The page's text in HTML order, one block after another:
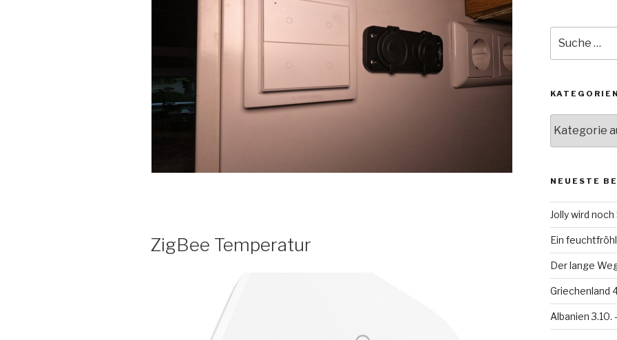
ZigBee Temperatur
nach:
KATEGORIEN
NEUESTE
Jolly wird
Ein
Der lange
Griechenland
Albanien 3.10.